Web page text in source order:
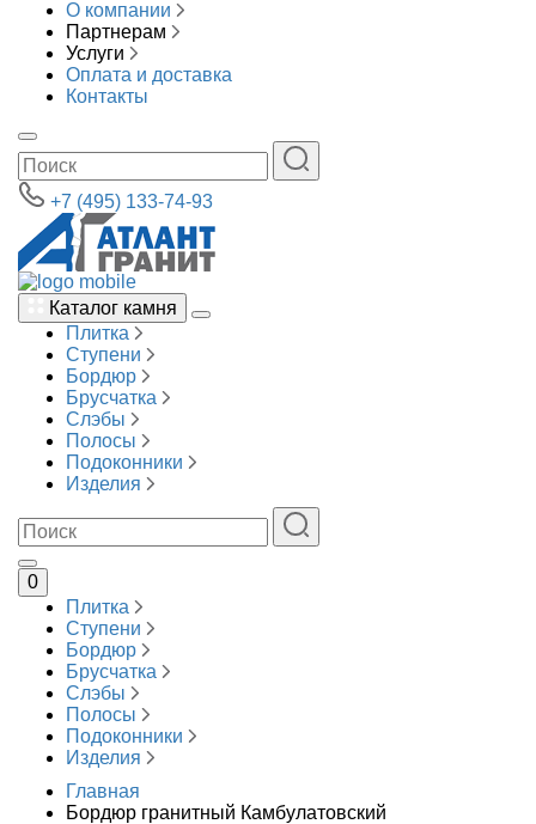
О компании
Партнерам
Услуги
Оплата и доставка
Контакты
+7 (495) 133-74-93
Каталог камня
Плитка
Ступени
Бордюр
Брусчатка
Слэбы
Полосы
Подоконники
Изделия
0
Плитка
Ступени
Бордюр
Брусчатка
Слэбы
Полосы
Подоконники
Изделия
Главная
Бордюр гранитный Камбулатовский